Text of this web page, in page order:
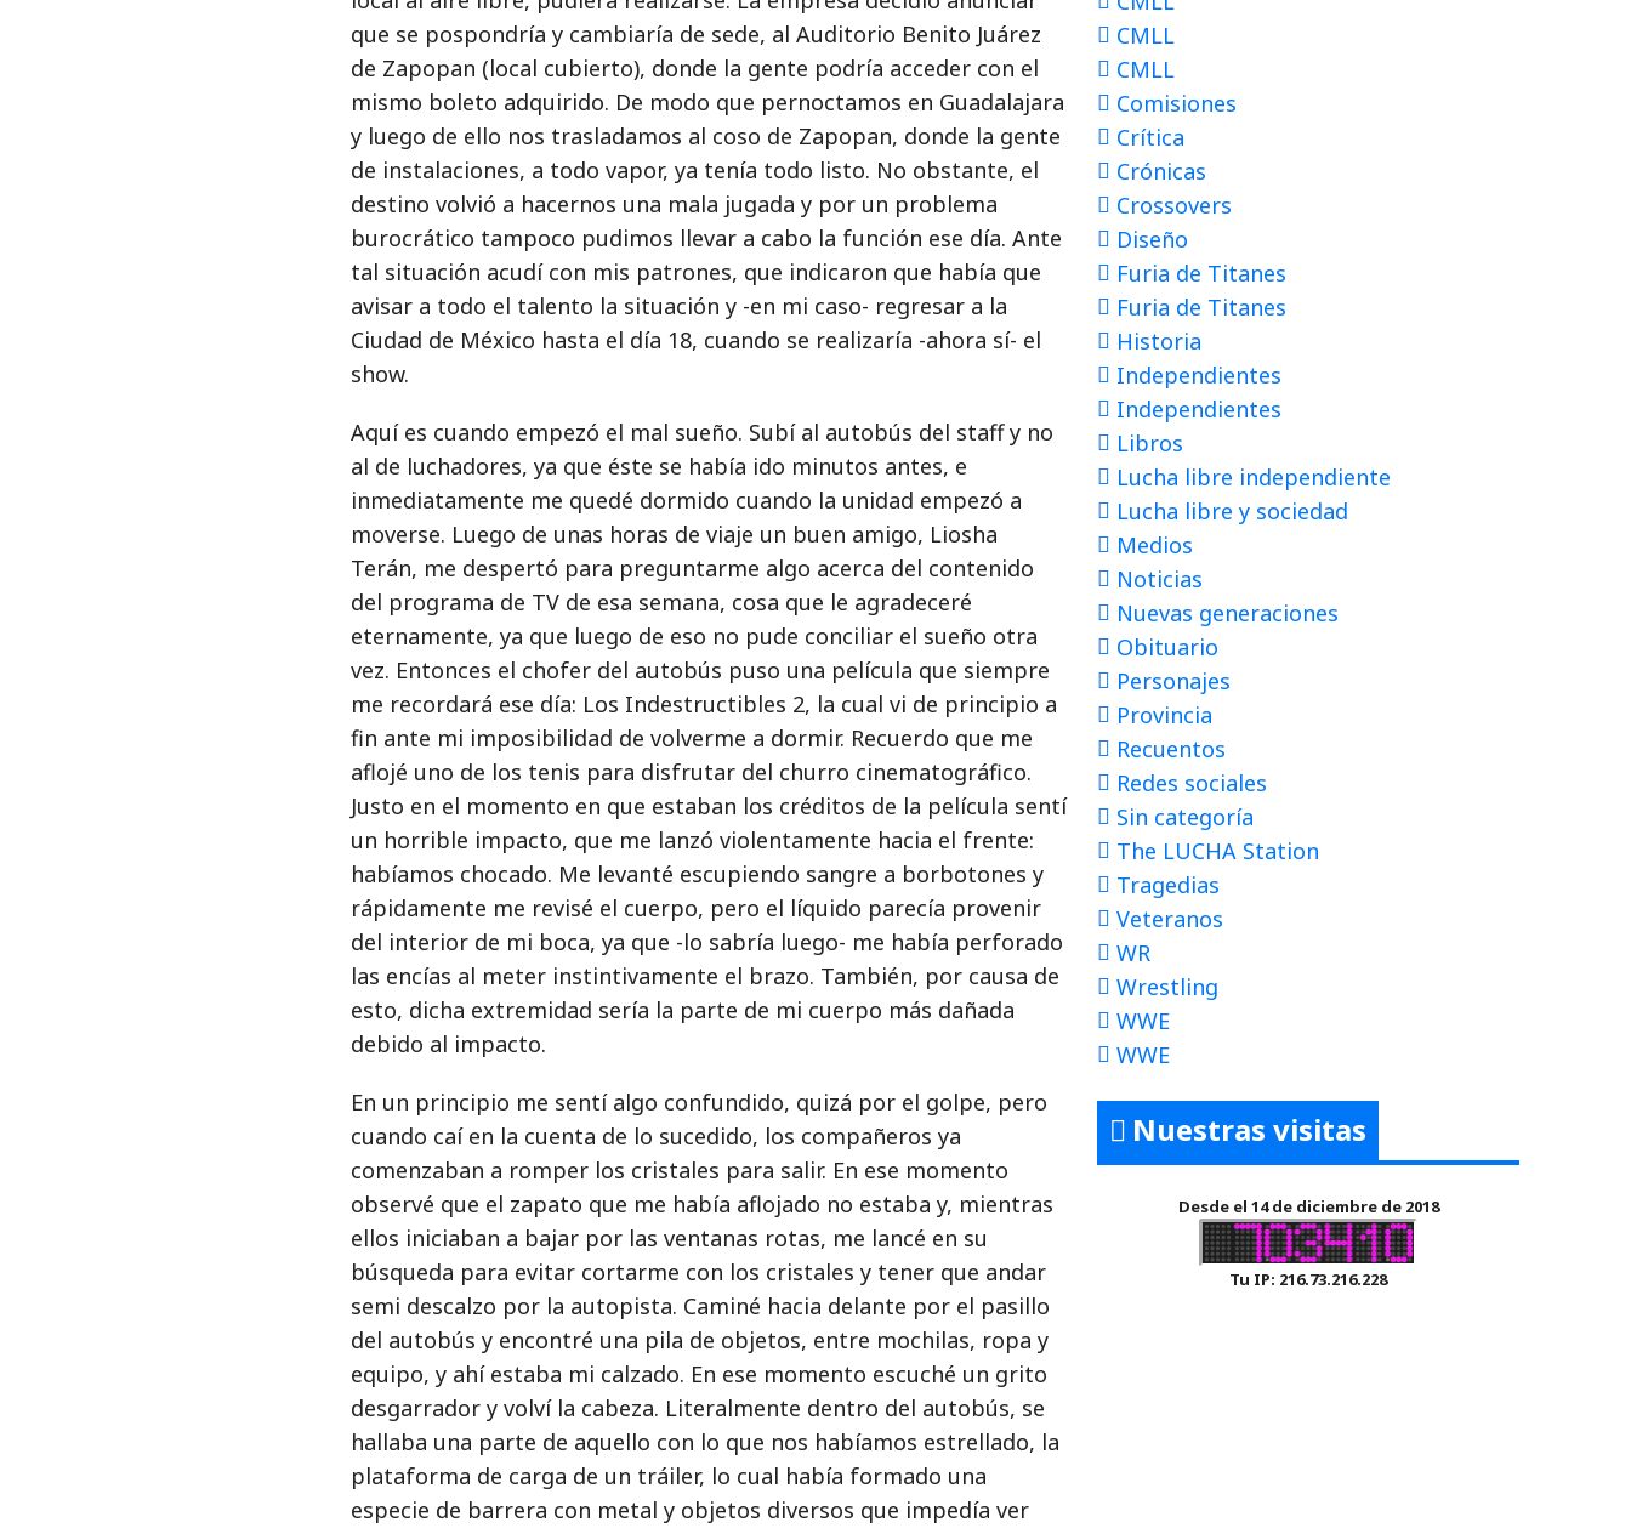
que se pospondría y cambiaría de sede, al Auditorio Benito Juárez
de Zapopan (local cubierto), donde la gente podría acceder con el
mismo boleto adquirido. De modo que pernoctamos en Guadalajara
y luego de ello nos trasladamos al coso de Zapopan, donde la gente
de instalaciones, a todo vapor, ya tenía todo listo. No obstante, el
destino volvió a hacernos una mala jugada y por un problema
burocrático tampoco pudimos llevar a cabo la función ese día. Ante
tal situación acudí con mis patrones, que indicaron que había que
avisar a todo el talento la situación y -en mi caso- regresar a la
Ciudad de México hasta el día 18, cuando se realizaría -ahora sí- el
show.
Aquí es cuando empezó el mal sueño. Subí al autobús del staff y no
al de luchadores, ya que éste se había ido minutos antes, e
inmediatamente me quedé dormido cuando la unidad empezó a
moverse. Luego de unas horas de viaje un buen amigo, Liosha
Terán, me despertó para preguntarme algo acerca del contenido
del programa de TV de esa semana, cosa que le agradeceré
eternamente, ya que luego de eso no pude conciliar el sueño otra
vez. Entonces el chofer del autobús puso una película que siempre
me recordará ese día: Los Indestructibles 2, la cual vi de principio a
fin ante mi imposibilidad de volverme a dormir. Recuerdo que me
aflojé uno de los tenis para disfrutar del churro cinematográfico.
Justo en el momento en que estaban los créditos de la película sentí
un horrible impacto, que me lanzó violentamente hacia el frente:
habíamos chocado. Me levanté escupiendo sangre a borbotones y
rápidamente me revisé el cuerpo, pero el líquido parecía provenir
del interior de mi boca, ya que -lo sabría luego- me había perforado
las encías al meter instintivamente el brazo. También, por causa de
esto, dicha extremidad sería la parte de mi cuerpo más dañada
debido al impacto.
En un principio me sentí algo confundido, quizá por el golpe, pero
cuando caí en la cuenta de lo sucedido, los compañeros ya
comenzaban a romper los cristales para salir. En ese momento
observé que el zapato que me había aflojado no estaba y, mientras
ellos iniciaban a bajar por las ventanas rotas, me lancé en su
búsqueda para evitar cortarme con los cristales y tener que andar
semi descalzo por la autopista. Caminé hacia delante por el pasillo
del autobús y encontré una pila de objetos, entre mochilas, ropa y
equipo, y ahí estaba mi calzado. En ese momento escuché un grito
desgarrador y volví la cabeza. Literalmente dentro del autobús, se
hallaba una parte de aquello con lo que nos habíamos estrellado, la
plataforma de carga de un tráiler, lo cual había formado una
especie de barrera con metal y objetos diversos que impedía ver
CMLL
CMLL
Comisiones
Crítica
Crónicas
Crossovers
Diseño
Furia de Titanes
Furia de Titanes
Historia
Independientes
Independientes
Libros
Lucha libre independiente
Lucha libre y sociedad
Medios
Noticias
Nuevas generaciones
Obituario
Personajes
Provincia
Recuentos
Redes sociales
Sin categoría
The LUCHA Station
Tragedias
Veteranos
WR
Wrestling
WWE
WWE
Nuestras visitas
Desde el 14 de diciembre de 2018
Tu IP: 216.73.216.228